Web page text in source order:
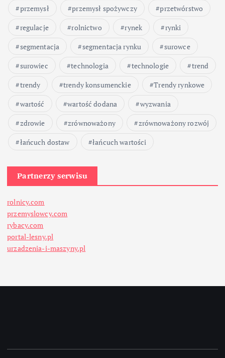
przemysł
przemysł spożywczy
przetwórstwo
regulacje
rolnictwo rynek
rynki
segmentacja
segmentacja rynku
surowce
surowiec
technologia technologie
trend
trendy
trendy konsumenckie
Trendy rynkowe
wartość
wartość dodana
wyzwania
zdrowie
zrównoważony
zrównoważony rozwój
łańcuch dostaw
łańcuch wartości
Partnerzy serwisu
rolnicy.com
przemyslowcy.com
rybacy.com
portal-lesny.pl
urzadzenia-i-maszyny.pl